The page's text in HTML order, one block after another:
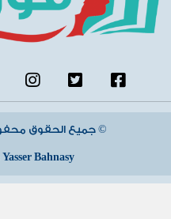
جميع الحقوق محفوظة لدي مكتبة فور ريد ©
Yasser Bahnasy